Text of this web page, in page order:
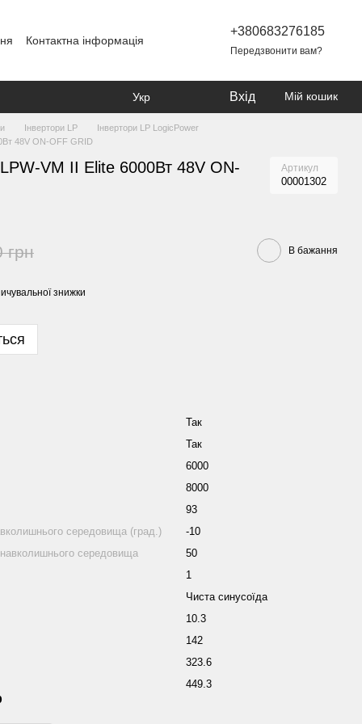
Контактна інформація
+380683276185
Передзвонити вам?
Укр Вхід Мій кошик
Інвертори LP
Інвертори LP LogicPower
48V ON-OFF GRID
LPW-VM II Elite 6000Вт 48V ON-
Артикул
00001302
грн В бажання
знижки
Так
Так
6000
8000
93
середовища (град.)
-10
середовища
50
1
Чиста синусоїда
10.3
142
323.6
449.3